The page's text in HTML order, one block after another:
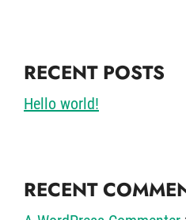
RECENT POSTS
Hello world!
RECENT